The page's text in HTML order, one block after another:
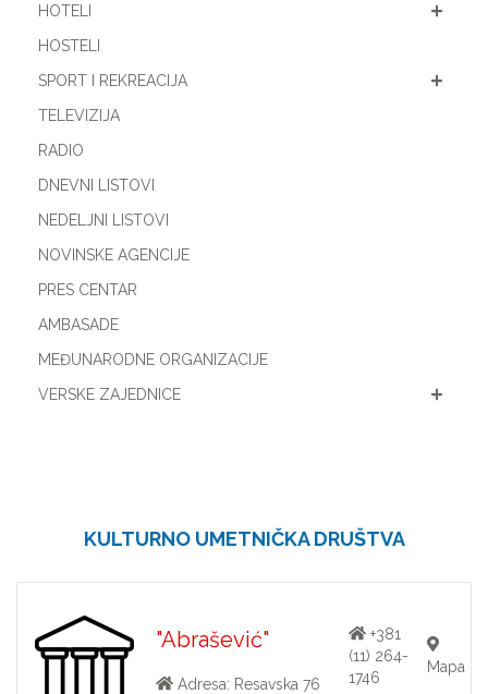
HOTELI
HOSTELI
SPORT I REKREACIJA
TELEVIZIJA
RADIO
DNEVNI LISTOVI
NEDELJNI LISTOVI
NOVINSKE AGENCIJE
PRES CENTAR
AMBASADE
MEĐUNARODNE ORGANIZACIJE
VERSKE ZAJEDNICE
KULTURNO UMETNIČKA DRUŠTVA
"Abrašević"
Adresa: Resavska 76
+381
(11) 264-
1746
Mapa